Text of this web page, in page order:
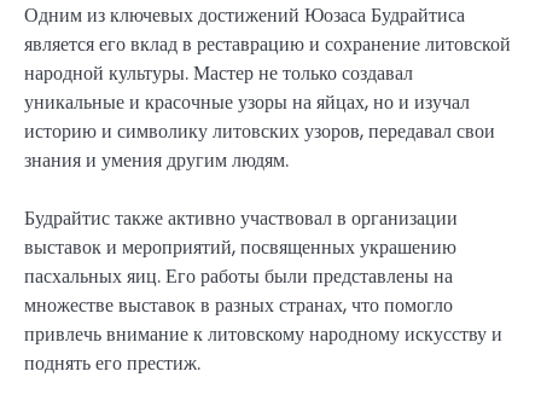
Одним из ключевых достижений Юозаса Будрайтиса
является его вклад в реставрацию и сохранение литовской
народной культуры. Мастер не только создавал
уникальные и красочные узоры на яйцах, но и изучал
историю и символику литовских узоров, передавал свои
знания и умения другим людям.
Будрайтис также активно участвовал в организации
выставок и мероприятий, посвященных украшению
пасхальных яиц. Его работы были представлены на
множестве выставок в разных странах, что помогло
привлечь внимание к литовскому народному искусству и
поднять его престиж.